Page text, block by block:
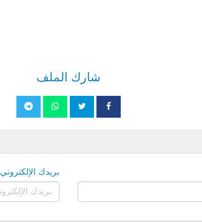
شارك الملف
بريدك الإلكتروني